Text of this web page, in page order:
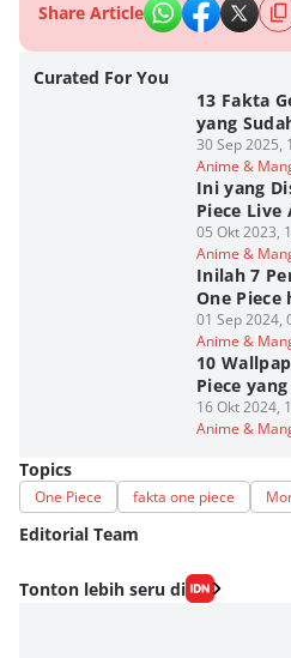
Share Article
Curated For You
13 Fakta
yang
30 Sep 2025,
Anime &
Ini yang
Piece Live
05 Okt 2023,
Anime &
Inilah 7
One Piece
01 Sep 2024,
Anime &
10
Piece
16 Okt 2024,
Anime &
Topics
One Piece fakta one piece
Editorial Team
Editor
Fahrul Razi Uni Nurullah
Tonton lebih seru di